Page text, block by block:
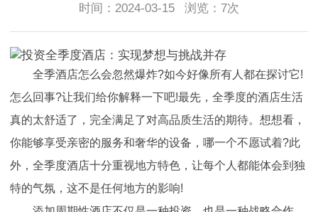
时间：2024-03-15 浏览：7次
全季酒店怎么会忽然爆炸?如今好像所有人都在探讨它!
怎么回事?让我们给你解释一下吧!最先，全季度的酒店生活
真的太舒适了，完全满足了对高品质生活的期待。想想看，
你能够享受亲密的服务和奢华的设备，哪一个不愿试着?此
外，全季度酒店十分重视地方特色，让每个人都能体会到独
特的气氛，这不是任何地方的影响!